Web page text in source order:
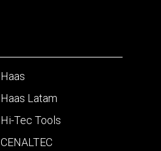
Haas
Haas Latam
Hi-Tec Tools
CENALTEC